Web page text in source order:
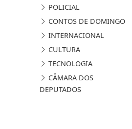
POLICIAL
CONTOS DE DOMINGO
INTERNACIONAL
CULTURA
TECNOLOGIA
CÂMARA DOS
DEPUTADOS